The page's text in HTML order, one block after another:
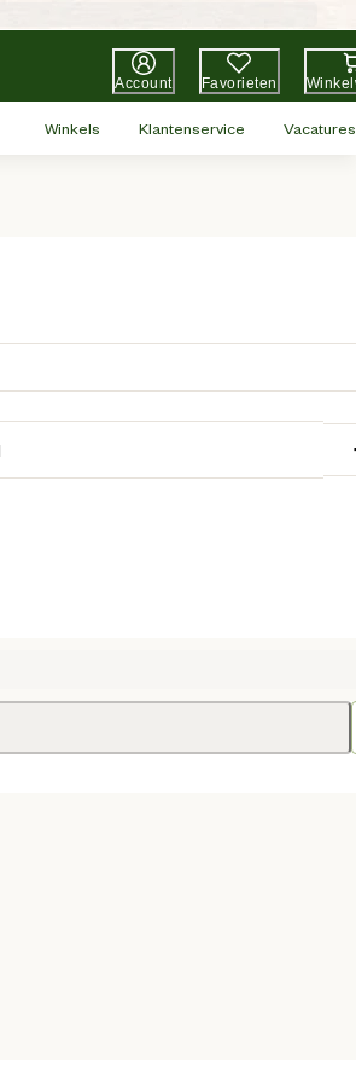
Account Favorieten
Winkels Klantenservice Vacatures